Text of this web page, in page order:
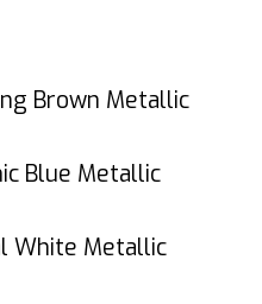
Brown Metallic
Blue Metallic
White Metallic